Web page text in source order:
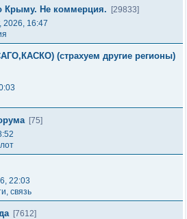
Крыму. Не коммерция.
[29833]
2026, 16:47
(страхуем другие регионы)
[75]
22:03
связь
[7612]